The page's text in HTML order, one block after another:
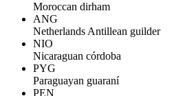
Moroccan dirham
ANG
Netherlands Antillean guilder
NIO
Nicaraguan córdoba
PYG
Paraguayan guaraní
PEN